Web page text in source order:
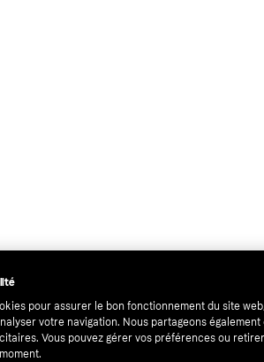
pour assurer le bon fonctionnement du site
votre navigation. Nous partageons également
Vous pouvez gérer vos préférences ou